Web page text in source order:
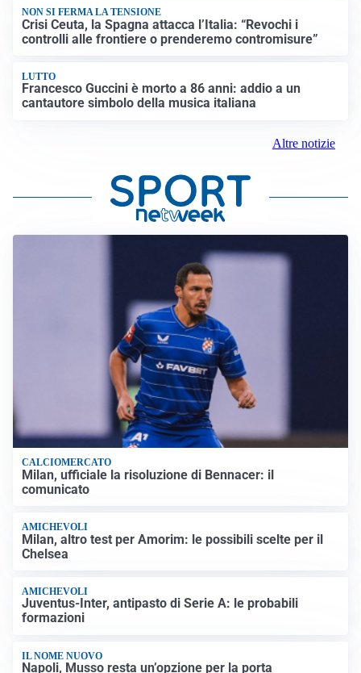
NON SI FERMA LA TENSIONE
Crisi Ceuta, la Spagna attacca l’Italia: “Revochi i
controlli alle frontiere o prenderemo contromisure”
LUTTO
Francesco Guccini è morto a 86 anni: addio a un
cantautore simbolo della musica italiana
Altre notizie
CALCIOMERCATO
Milan, ufficiale la risoluzione di Bennacer: il
comunicato
AMICHEVOLI
Milan, altro test per Amorim: le possibili scelte per il
Chelsea
AMICHEVOLI
Juventus-Inter, antipasto di Serie A: le probabili
formazioni
IL NOME NUOVO
Napoli, Musso resta un’opzione per la porta